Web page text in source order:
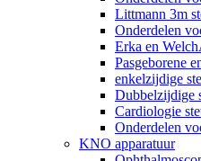
Littmann 3m
Onderdelen
Erka en
Pasgeborene
enkelzijdige
Dubbelzijdige
Cardiologie
Onderdelen
KNO apparatuur